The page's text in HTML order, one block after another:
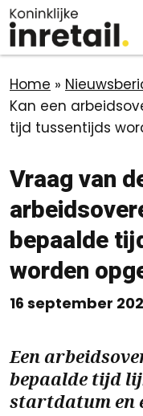
Home »
Kan een
tijd tussentijds
Vraag van
bepaalde
worden
16 september
Een
bepaalde tijd
startdatum en